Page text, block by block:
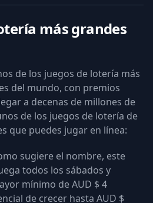
más grandes
de los juegos de lotería más
del mundo, con premios
a decenas de millones de
de los juegos de lotería de
que puedes jugar en línea:
sugiere el nombre, este
todos los sábados y
mínimo de AUD $ 4
de crecer hasta AUD $